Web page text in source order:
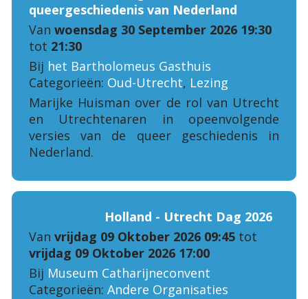
queergeschiedenis van Nederland
Vanwoensdag 30 September 2026 19:30
tot 21:30
Bij het Bartholomeus Gasthuis
Categorieën: Oud-Utrecht, Lezing
Marijke Huisman over de rol van Utrecht
en Utrechtenaren in opeenvolgende
versies van de queer geschiedenis in
Nederland.
Holland - Utrecht Dag 2026
Vanvrijdag 09 Oktober 2026 09:45 tot
vrijdag 09 Oktober 2026 17:00
Bij Museum Catharijneconvent
Categorieën:Andere Organisaties